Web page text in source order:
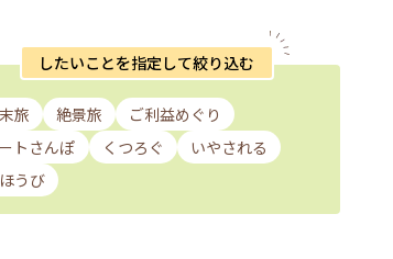
したいことを指定して絞り込む
旅 絶景旅
ご利益めぐり
トさんぽ
くつろぐ
いやされる
うび